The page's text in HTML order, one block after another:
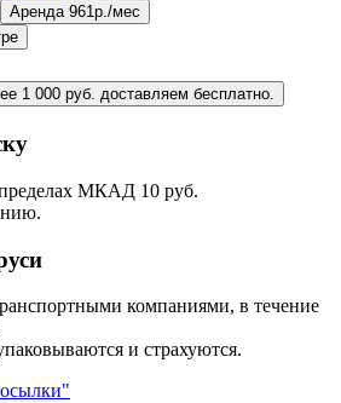
Аренда 961р./мес
1 000 руб. доставляем бесплатно.
МКАД 10 руб.
компаниями, в течение
и страхуются.